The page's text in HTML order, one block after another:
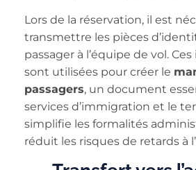
Lors de la réservation, il est
transmettre les pièces
passager à l’équipe de vol.
sont utilisées pour créer le
passagers, un document
services d’immigration et le
simplifie les formalités
réduit les risques de retards à